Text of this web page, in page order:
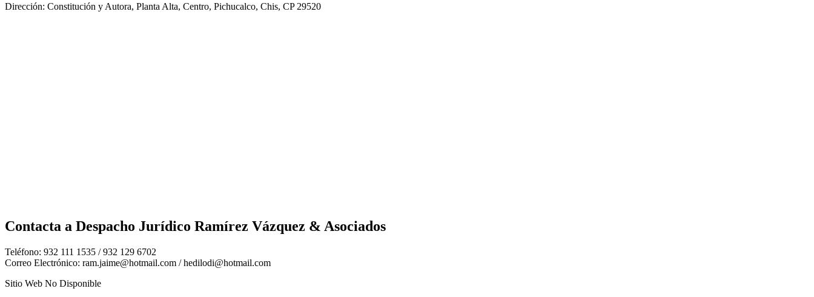
Dirección: Constitución y Autora, Planta Alta, Centro, Pichucalco, Chis, CP 29520
Contacta a Despacho Jurídico Ramírez Vázquez & Asociados
Teléfono: 932 111 1535 / 932 129 6702
Correo Electrónico: ram.jaime@hotmail.com / hedilodi@hotmail.com
Sitio Web No Disponible